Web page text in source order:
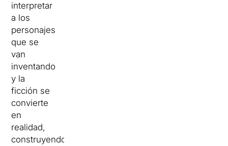
interpretar
a los
personajes
que se
van
inventando
y la
ficción se
convierte
en
realidad,
construyendo